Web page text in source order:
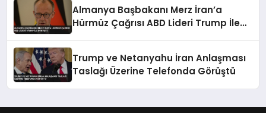
Almanya Başbakanı Merz İran’a
Hürmüz Çağrısı ABD Lideri Trump İle
Trump ve Netanyahu İran Anlaşması
Taslağı Üzerine Telefonda Görüştü